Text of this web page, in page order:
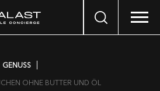
Search
GENUSS
OHNE BUTTER UND ÖL